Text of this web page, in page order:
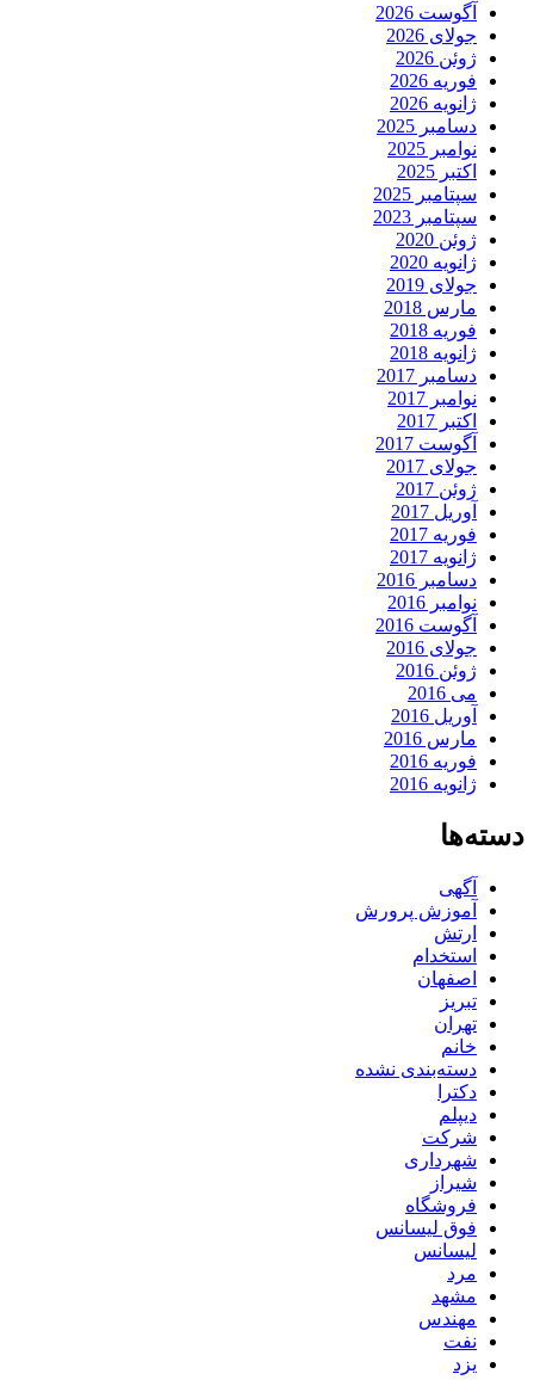
آگوست 2026
جولای 2026
ژوئن 2026
فوریه 2026
ژانویه 2026
دسامبر 2025
نوامبر 2025
اکتبر 2025
سپتامبر 2025
سپتامبر 2023
ژوئن 2020
ژانویه 2020
جولای 2019
مارس 2018
فوریه 2018
ژانویه 2018
دسامبر 2017
نوامبر 2017
اکتبر 2017
آگوست 2017
جولای 2017
ژوئن 2017
آوریل 2017
فوریه 2017
ژانویه 2017
دسامبر 2016
نوامبر 2016
آگوست 2016
جولای 2016
ژوئن 2016
می 2016
آوریل 2016
مارس 2016
فوریه 2016
ژانویه 2016
دسته‌ها
آگهی
آموزش پرورش
ارتش
استخدام
اصفهان
تبریز
تهران
خانم
دسته‌بندی نشده
دکترا
دیپلم
شرکت
شهرداری
شیراز
فروشگاه
فوق لیسانس
لیسانس
مرد
مشهد
مهندس
نفت
یزد